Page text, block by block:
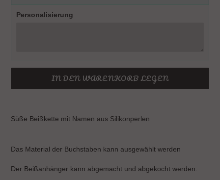
Personalisierung
IN DEN WARENKORB LEGEN
hinzugefügt
Süße Beißkette mit Namen aus Silikonperlen
Das Material der Buchstaben kann ausgewählt werden
Der Beißanhänger kann abgemacht und abgekocht werden.